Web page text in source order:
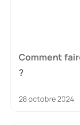
Comment
?
28 octobre 2024